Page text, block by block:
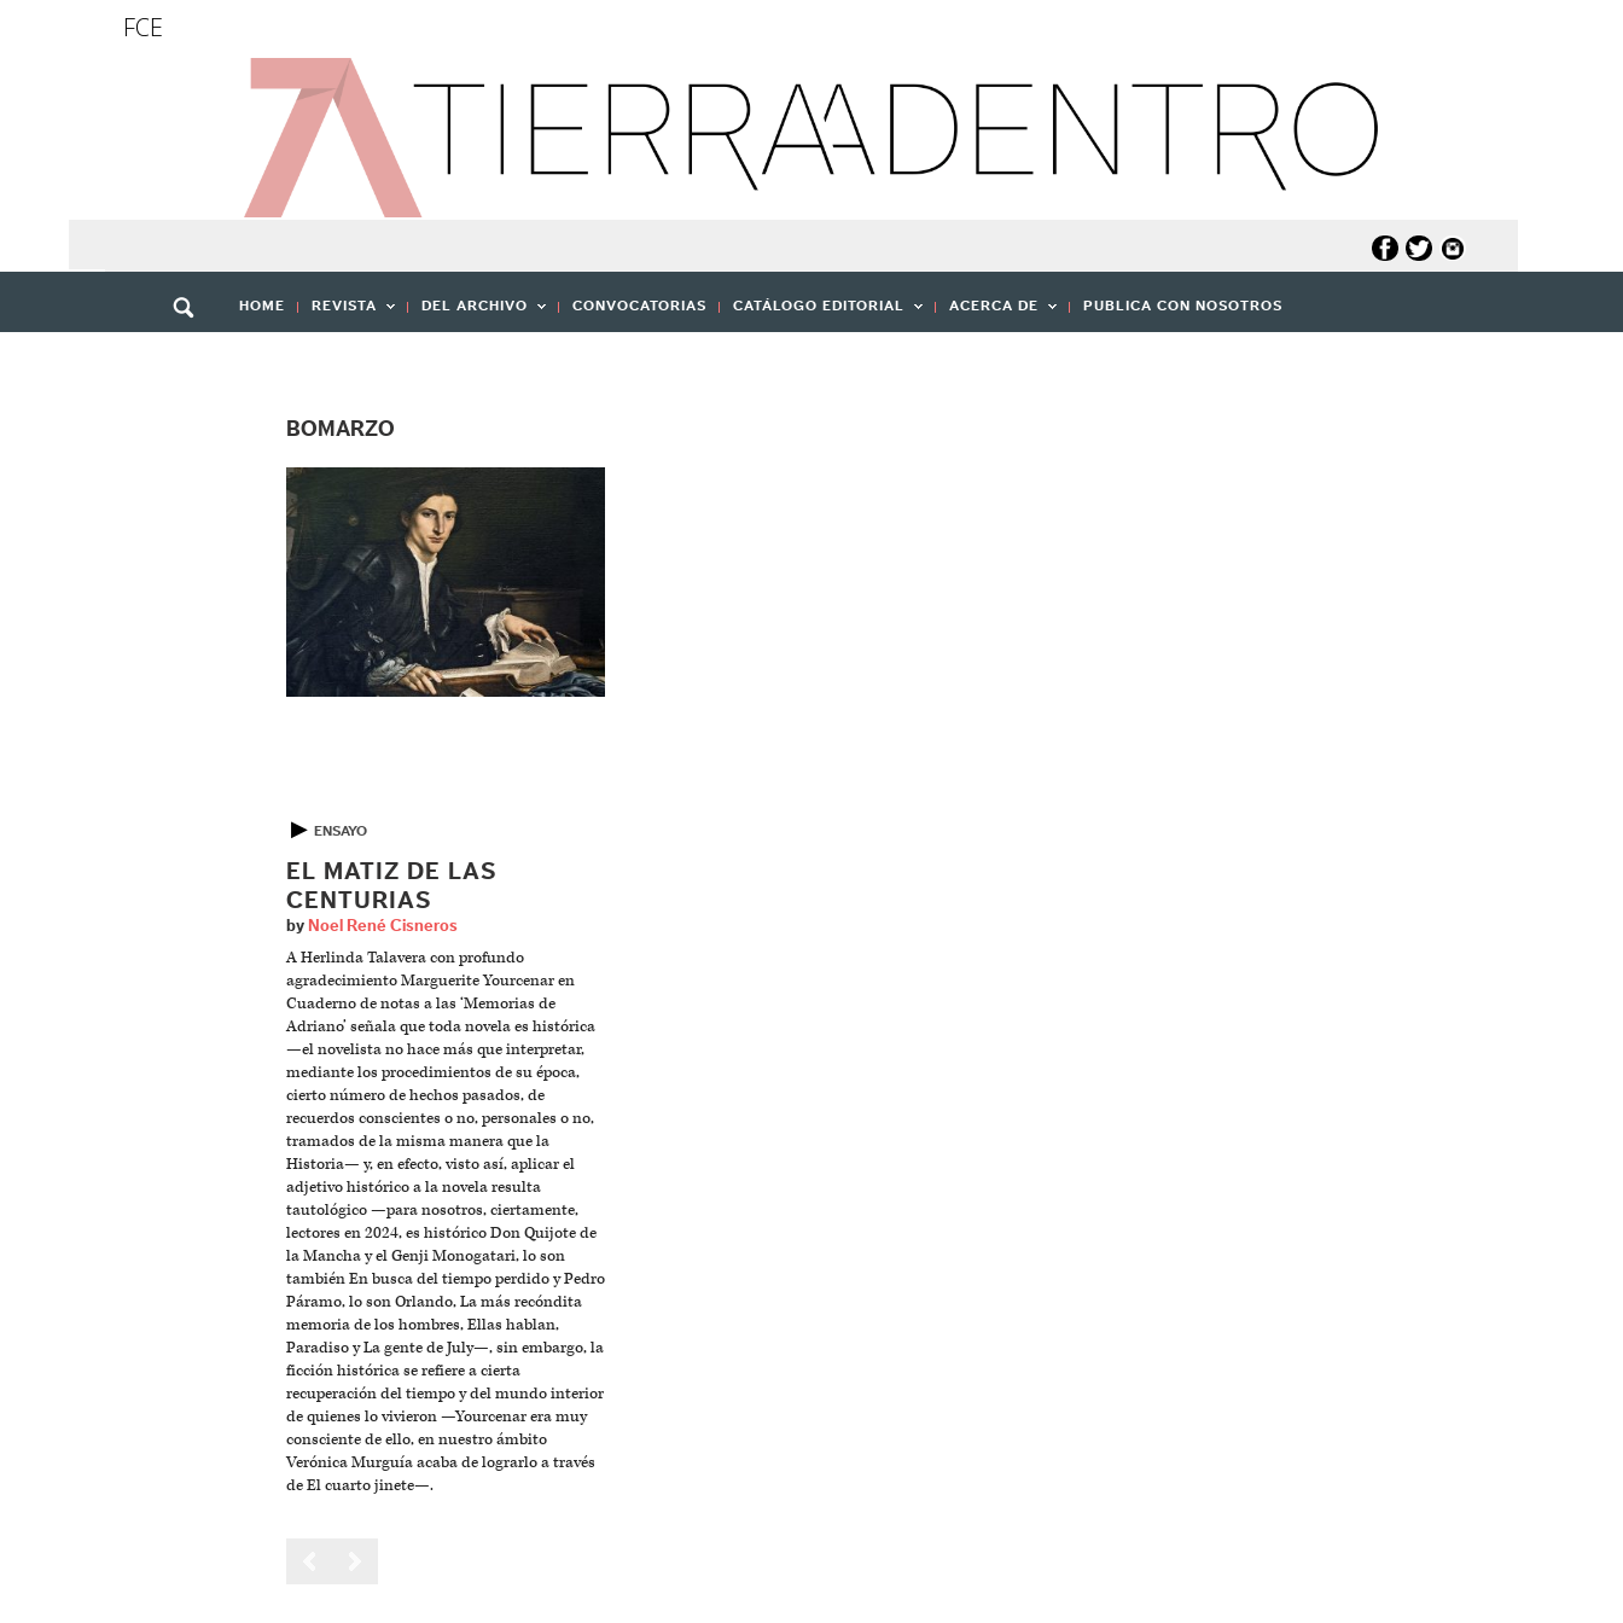
FCE
HOME REVISTA DEL ARCHIVO CONVOCATORIAS CATÁLOGO EDITORIAL ACERCA DE PUBLICA CON NOSOTROS
BOMARZO
▶ ENSAYO
EL MATIZ DE LAS
CENTURIAS
by Noel René Cisneros
A Herlinda Talavera con profundo
agradecimiento Marguerite Yourcenar en
Cuaderno de notas a las ‘Memorias de
Adriano’ señala que toda novela es histórica
—el novelista no hace más que interpretar,
mediante los procedimientos de su época,
cierto número de hechos pasados, de
recuerdos conscientes o no, personales o no,
tramados de la misma manera que la
Historia— y, en efecto, visto así, aplicar el
adjetivo histórico a la novela resulta
tautológico —para nosotros, ciertamente,
lectores en 2024, es histórico Don Quijote de
la Mancha y el Genji Monogatari, lo son
también En busca del tiempo perdido y Pedro
Páramo, lo son Orlando, La más recóndita
memoria de los hombres, Ellas hablan,
Paradiso y La gente de July—, sin embargo, la
ficción histórica se refiere a cierta
recuperación del tiempo y del mundo interior
de quienes lo vivieron —Yourcenar era muy
consciente de ello, en nuestro ámbito
Verónica Murguía acaba de lograrlo a través
de El cuarto jinete—.